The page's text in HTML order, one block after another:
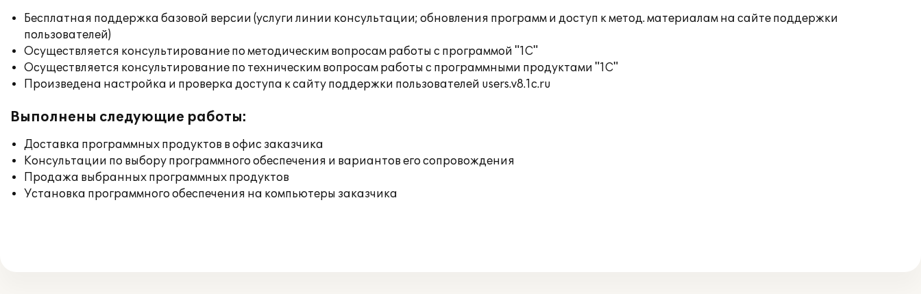
Бесплатная поддержка базовой версии (услуги линии консультации; обновления программ и доступ к метод. материалам на сайте поддержки
пользователей)
Осуществляется консультирование по методическим вопросам работы с программой "1С"
Осуществляется консультирование по техническим вопросам работы с программными продуктами "1С"
Произведена настройка и проверка доступа к сайту поддержки пользователей users.v8.1c.ru
Выполнены следующие работы:
Доставка программных продуктов в офис заказчика
Консультации по выбору программного обеспечения и вариантов его сопровождения
Продажа выбранных программных продуктов
Установка программного обеспечения на компьютеры заказчика